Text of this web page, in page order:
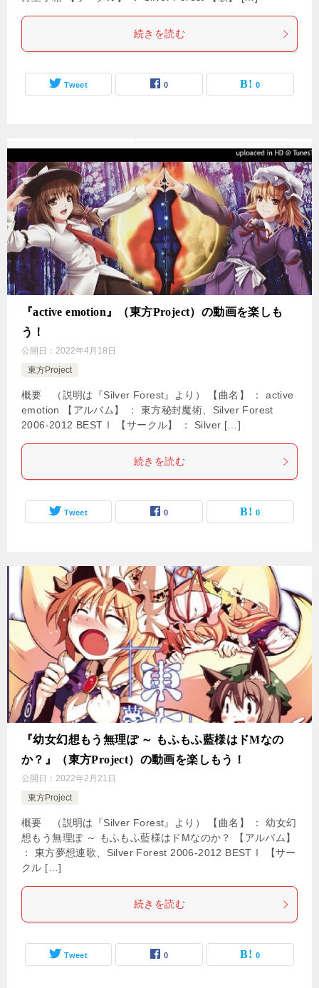
続きを読む
Tweet 0 0
『active emotion』（東方Project）の動画を楽しも
う！
公開日： 2022年4月18日
東方Project
概要 （説明は『Silver Forest』より） 【曲名】 ： active
emotion 【アルバム】 ： 東方秘封魔術、Silver Forest
2006-2012 BESTⅠ 【サークル】 ： Silver […]
続きを読む
Tweet 0 0
『幼女幻想もう無理ぽ ～ もふもふ藍様はドMなの
か？』（東方Project）の動画を楽しもう！
公開日： 2022年2月21日
東方Project
概要 （説明は『Silver Forest』より） 【曲名】 ： 幼女幻
想もう無理ぽ ～ もふもふ藍様はドMなのか？ 【アルバム】
： 東方夢想連歌、Silver Forest 2006-2012 BESTⅠ 【サー
クル […]
続きを読む
Tweet 0 0